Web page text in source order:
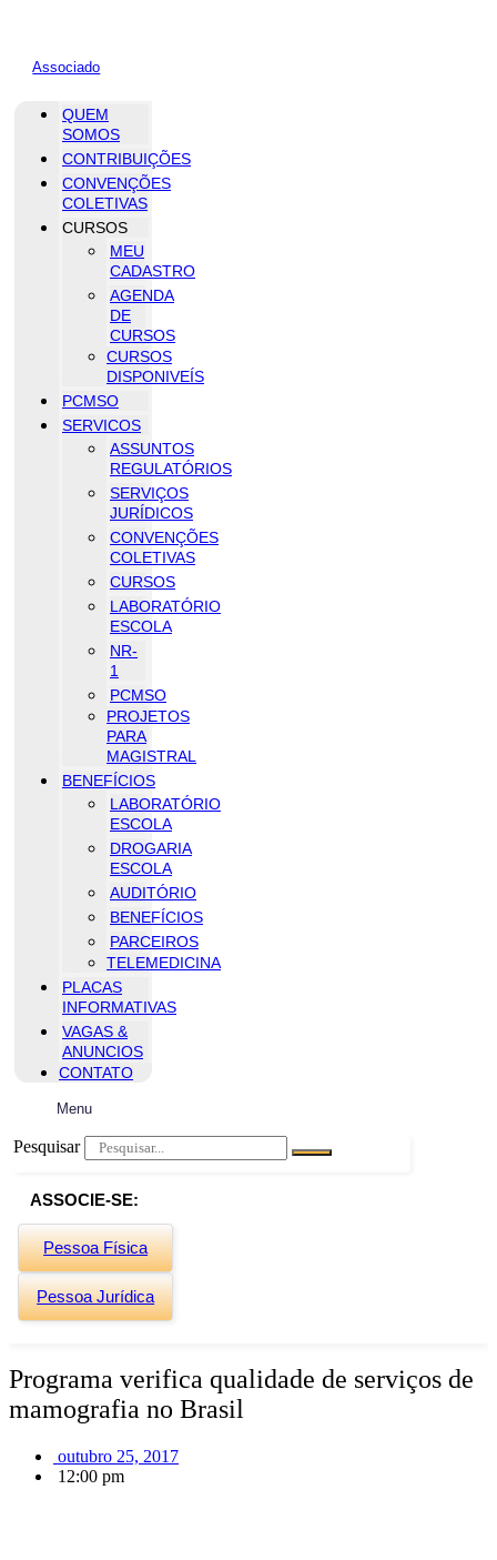
Associado
QUEM
SOMOS
CONTRIBUIÇÕES
CONVENÇÕES
COLETIVAS
CURSOS
MEU
CADASTRO
AGENDA
DE
CURSOS
CURSOS
DISPONIVEÍS
PCMSO
SERVICOS
ASSUNTOS
REGULATÓRIOS
SERVIÇOS
JURÍDICOS
CONVENÇÕES
COLETIVAS
CURSOS
LABORATÓRIO
ESCOLA
NR-
1
PCMSO
PROJETOS
PARA
MAGISTRAL
BENEFÍCIOS
LABORATÓRIO
ESCOLA
DROGARIA
ESCOLA
AUDITÓRIO
BENEFÍCIOS
PARCEIROS
TELEMEDICINA
PLACAS
INFORMATIVAS
VAGAS &
ANUNCIOS
CONTATO
Menu
Pesquisar
ASSOCIE-SE:
Pessoa Física
Pessoa Jurídica
Programa verifica qualidade de serviços de
mamografia no Brasil
outubro 25, 2017
12:00 pm